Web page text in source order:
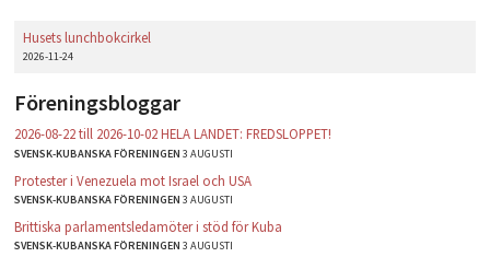
Husets lunchbokcirkel
2026-11-24
Föreningsbloggar
2026-08-22 till 2026-10-02 HELA LANDET: FREDSLOPPET!
SVENSK-KUBANSKA FÖRENINGEN3 AUGUSTI
Protester i Venezuela mot Israel och USA
SVENSK-KUBANSKA FÖRENINGEN3 AUGUSTI
Brittiska parlamentsledamöter i stöd för Kuba
SVENSK-KUBANSKA FÖRENINGEN3 AUGUSTI